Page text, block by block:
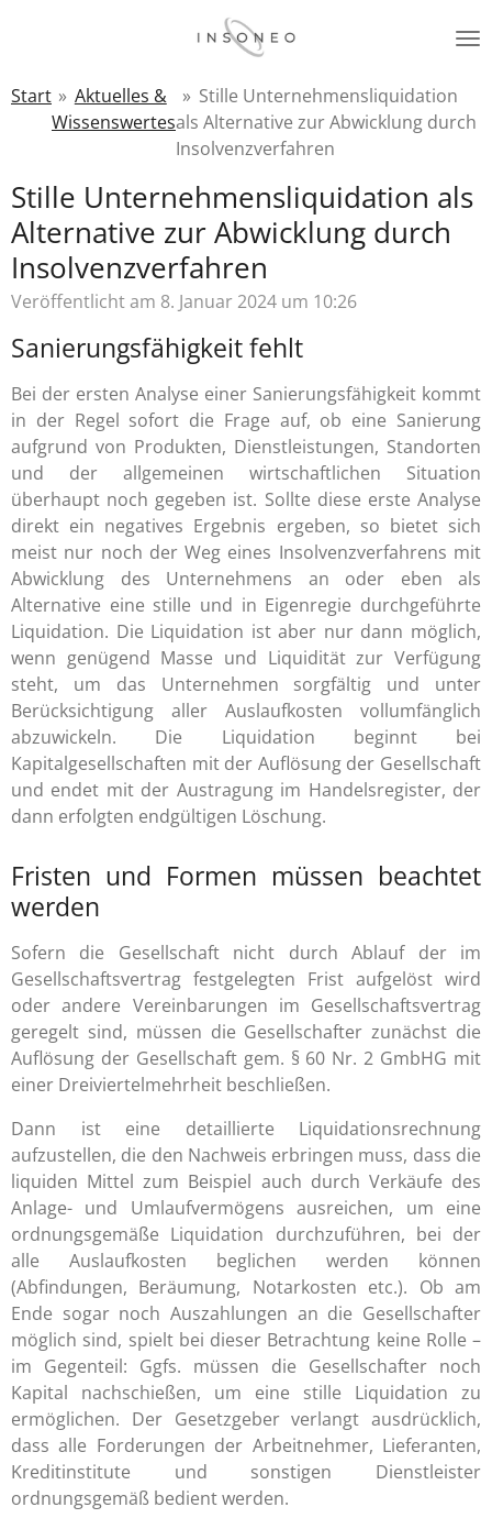
Start » Aktuelles &
Wissenswertes
» Stille Unternehmensliquidation
als Alternative zur Abwicklung durch
Insolvenzverfahren
Stille Unternehmensliquidation als
Alternative zur Abwicklung durch
Insolvenzverfahren
Veröffentlicht am 8. Januar 2024 um 10:26
Sanierungsfähigkeit fehlt
Bei der ersten Analyse einer Sanierungsfähigkeit kommt
in der Regel sofort die Frage auf, ob eine Sanierung
aufgrund von Produkten, Dienstleistungen, Standorten
und der allgemeinen wirtschaftlichen Situation
überhaupt noch gegeben ist. Sollte diese erste Analyse
direkt ein negatives Ergebnis ergeben, so bietet sich
meist nur noch der Weg eines Insolvenzverfahrens mit
Abwicklung des Unternehmens an oder eben als
Alternative eine stille und in Eigenregie durchgeführte
Liquidation. Die Liquidation ist aber nur dann möglich,
wenn genügend Masse und Liquidität zur Verfügung
steht, um das Unternehmen sorgfältig und unter
Berücksichtigung aller Auslaufkosten vollumfänglich
abzuwickeln. Die Liquidation beginnt bei
Kapitalgesellschaften mit der Auflösung der Gesellschaft
und endet mit der Austragung im Handelsregister, der
dann erfolgten endgültigen Löschung.
Fristen und Formen müssen beachtet
werden
Sofern die Gesellschaft nicht durch Ablauf der im
Gesellschaftsvertrag festgelegten Frist aufgelöst wird
oder andere Vereinbarungen im Gesellschaftsvertrag
geregelt sind, müssen die Gesellschafter zunächst die
Auflösung der Gesellschaft gem. § 60 Nr. 2 GmbHG mit
einer Dreiviertelmehrheit beschließen.
Dann ist eine detaillierte Liquidationsrechnung
aufzustellen, die den Nachweis erbringen muss, dass die
liquiden Mittel zum Beispiel auch durch Verkäufe des
Anlage- und Umlaufvermögens ausreichen, um eine
ordnungsgemäße Liquidation durchzuführen, bei der
alle Auslaufkosten beglichen werden können
(Abfindungen, Beräumung, Notarkosten etc.). Ob am
Ende sogar noch Auszahlungen an die Gesellschafter
möglich sind, spielt bei dieser Betrachtung keine Rolle –
im Gegenteil: Ggfs. müssen die Gesellschafter noch
Kapital nachschießen, um eine stille Liquidation zu
ermöglichen. Der Gesetzgeber verlangt ausdrücklich,
dass alle Forderungen der Arbeitnehmer, Lieferanten,
Kreditinstitute und sonstigen Dienstleister
ordnungsgemäß bedient werden.